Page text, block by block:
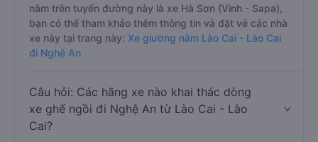
nằm trên tuyến đường này là xe Hà Sơn (Vinh - Sapa),
bạn có thể tham khảo thêm thông tin và đặt vé các nhà
xe này tại trang này: Xe giường nằm Lào Cai - Lào Cai
đi Nghệ An
Câu hỏi: Các hãng xe nào khai thác dòng
xe ghế ngồi đi Nghệ An từ Lào Cai - Lào
Cai?